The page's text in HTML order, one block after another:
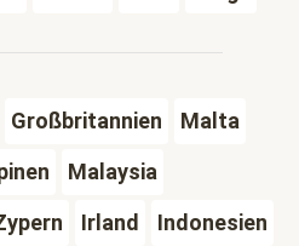
Großbritannien
Malta
Malaysia
Irland
Indonesien